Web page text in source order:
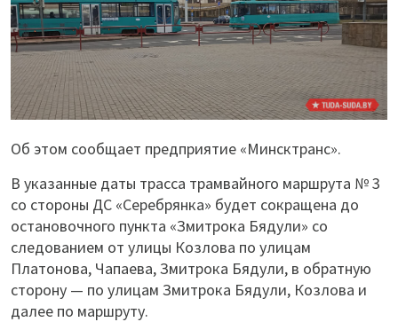
Об этом сообщает предприятие «Минсктранс».
В указанные даты трасса трамвайного маршрута № 3
со стороны ДС «Серебрянка» будет сокращена до
остановочного пункта «Змитрока Бядули» со
следованием от улицы Козлова по улицам
Платонова, Чапаева, Змитрока Бядули, в обратную
сторону — по улицам Змитрока Бядули, Козлова и
далее по маршруту.